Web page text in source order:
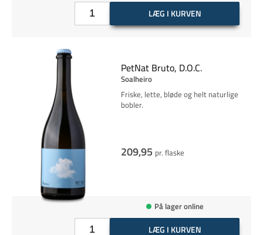
LÆG I KURVEN
PetNat Bruto, D.O.C.
Soalheiro
Friske, lette, bløde og helt naturlige
bobler.
209,95 pr. flaske
På lager online
LÆG I KURVEN